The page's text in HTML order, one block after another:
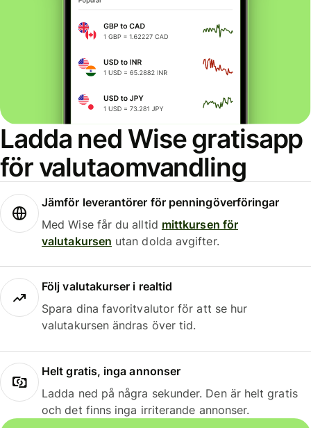
Ladda ned Wise gratisapp
för valutaomvandling
Jämför leverantörer för penningöverföringar
Med Wise får du alltid mittkursen för
valutakursen utan dolda avgifter.
Följ valutakurser i realtid
Spara dina favoritvalutor för att se hur
valutakursen ändras över tid.
Helt gratis, inga annonser
Ladda ned på några sekunder. Den är helt gratis
och det finns inga irriterande annonser.